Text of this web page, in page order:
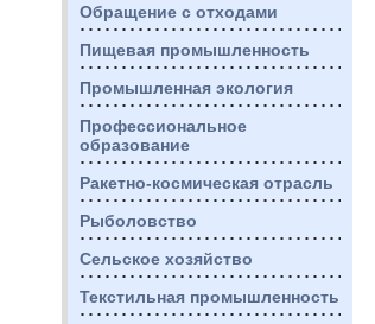
Обращение с отходами
Пищевая промышленность
Промышленная экология
Профессиональное
образование
Ракетно-космическая отрасль
Рыболовство
Сельское хозяйство
Текстильная промышленность